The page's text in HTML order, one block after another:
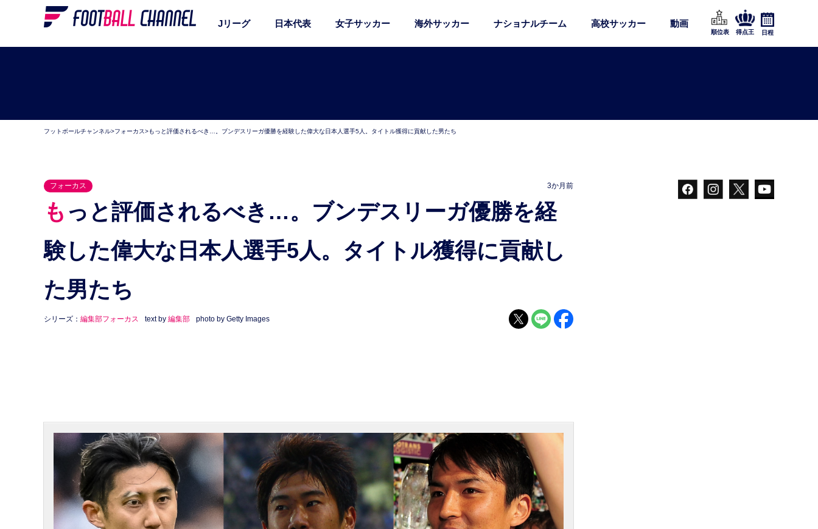
Jリーグ 日本代表 女子サッカー 海外サッカー ナショナルチーム 高校サッカー 動画
順位表 得点王 日程
フットボールチャンネル>フォーカス>もっと評価されるべき…。ブンデスリーガ優勝を経験した偉大な日本人選手5人。タイトル獲得に貢献した男たち
フォーカス 3か月前
もっと評価されるべき…。ブンデスリーガ優勝を経
験した偉大な日本人選手5人。タイトル獲得に貢献し
た男たち
シリーズ： 編集部フォーカス text by 編集部 photo by Getty Images